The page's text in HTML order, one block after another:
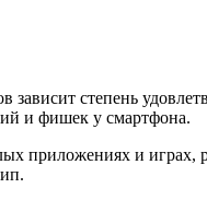
степень
и фишек у смартфона.
приложениях и играх,